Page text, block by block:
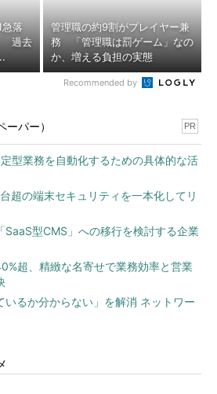
急落
過去
管理職の約9割がプレイヤー兼
務 「管理職は罰ゲーム」なの
か、増える負担の実態
Recommended by
パー） PR
型業務を自動化するための具体的な活
超の端末セキュリティを一本化してリ
SaaS型CMS」への移行を検討する企業
超、精緻な名寄せで業務効率と営業
いるか分からない」を解消 ネットワー